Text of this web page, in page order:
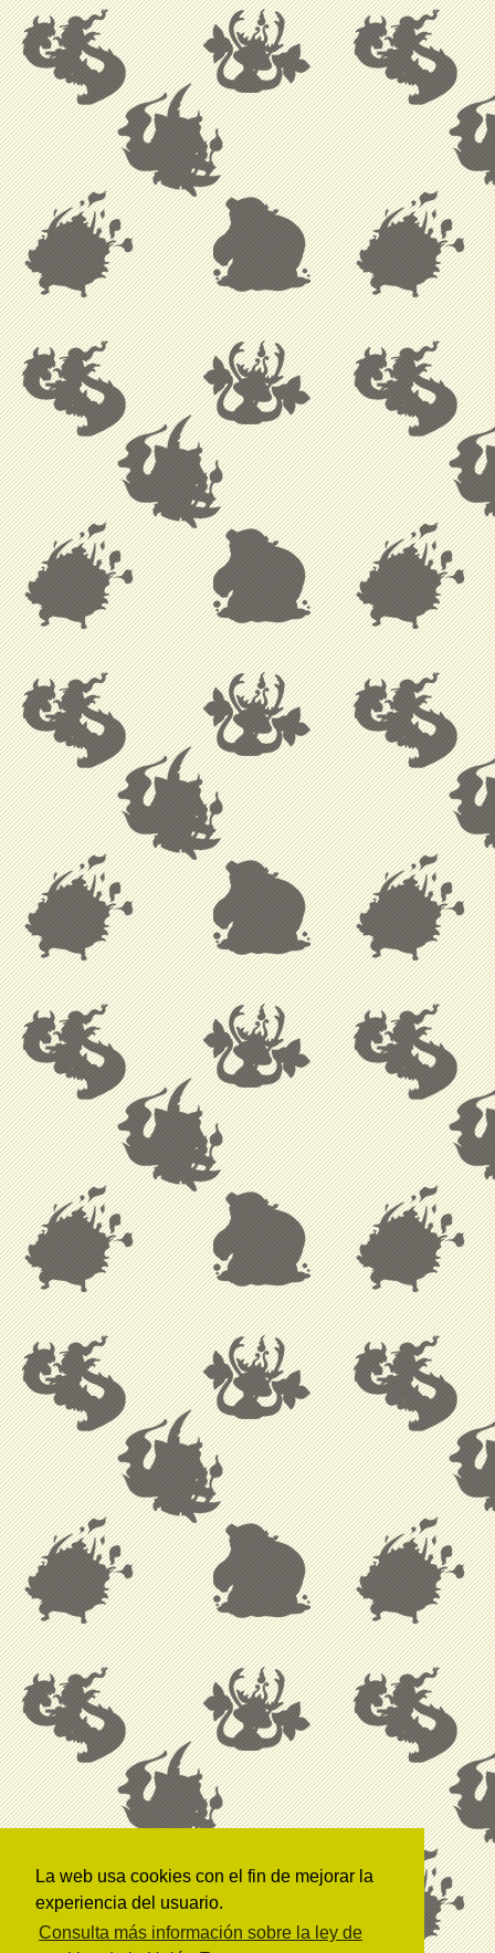
La web usa cookies con el fin de mejorar la
experiencia del usuario.
Consulta más información sobre la ley de